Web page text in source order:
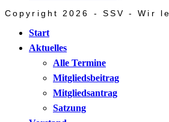
Copyright 2026 - SSV - Wir
Start
Aktuelles
Alle Termine
Mitgliedsbeitrag
Mitgliedsantrag
Satzung